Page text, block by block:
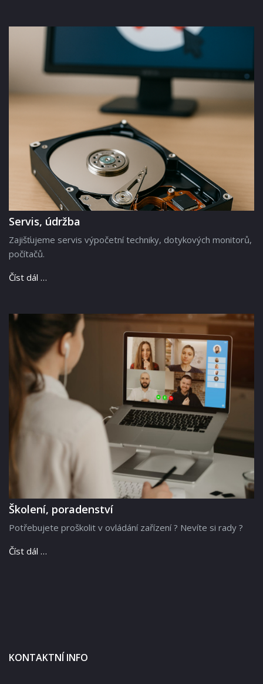
Servis, údržba
Zajišťujeme servis výpočetní techniky, dotykových monitorů,
počítačů.
Číst dál …
Školení, poradenství
Potřebujete proškolit v ovládání zařízení ? Nevíte si rady ?
Číst dál …
KONTAKTNÍ INFO